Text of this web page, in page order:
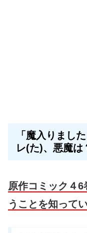
「魔入りまし
レ(た)、悪魔は
原作コミック４
うことを知って